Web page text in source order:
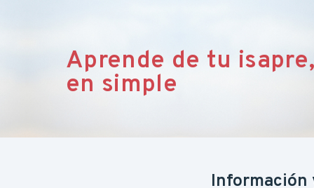
que se adapta a ti.
Explorar todos los planes
previene hoy
Explorar todos los preventivos
protegida
cuando lo necesitas
Explorar sección Ayuda
Aprende de tu isapre,
en simple
Información